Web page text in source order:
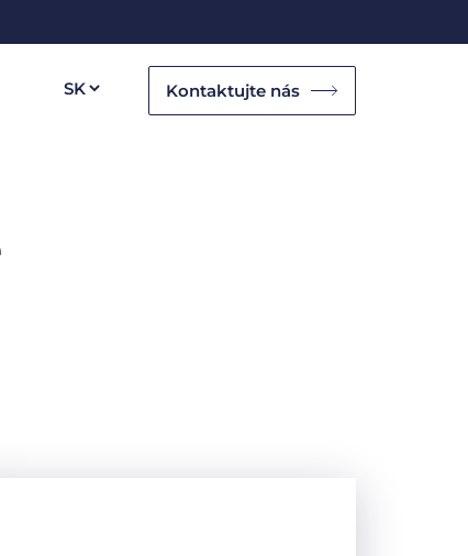
Kontaktujte nás